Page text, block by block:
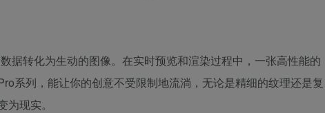
据转化为生动的图像。在实时预览和渲染过程中，一张高性能的
系列，能让你的创意不受限制地流淌，无论是精细的纹理还是复
现实。